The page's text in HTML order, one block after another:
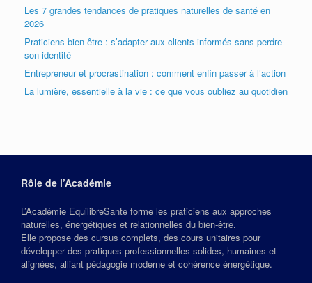
Les 7 grandes tendances de pratiques naturelles de santé en
2026
Praticiens bien-être : s’adapter aux clients informés sans perdre
son identité
Entrepreneur et procrastination : comment enfin passer à l’action
La lumière, essentielle à la vie : ce que vous oubliez au quotidien
Rôle de l’Académie
L’Académie EquilibreSante forme les praticiens aux approches
naturelles, énergétiques et relationnelles du bien‑être.
Elle propose des cursus complets, des cours unitaires pour
développer des pratiques professionnelles solides, humaines et
alignées, alliant pédagogie moderne et cohérence énergétique.